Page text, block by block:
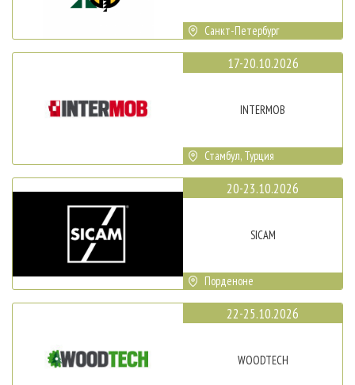
Санкт-Петербург
17-20.10.2026
INTERMOB
Стамбул, Турция
20-23.10.2026
SICAM
Порденоне
22-25.10.2026
WOODTECH